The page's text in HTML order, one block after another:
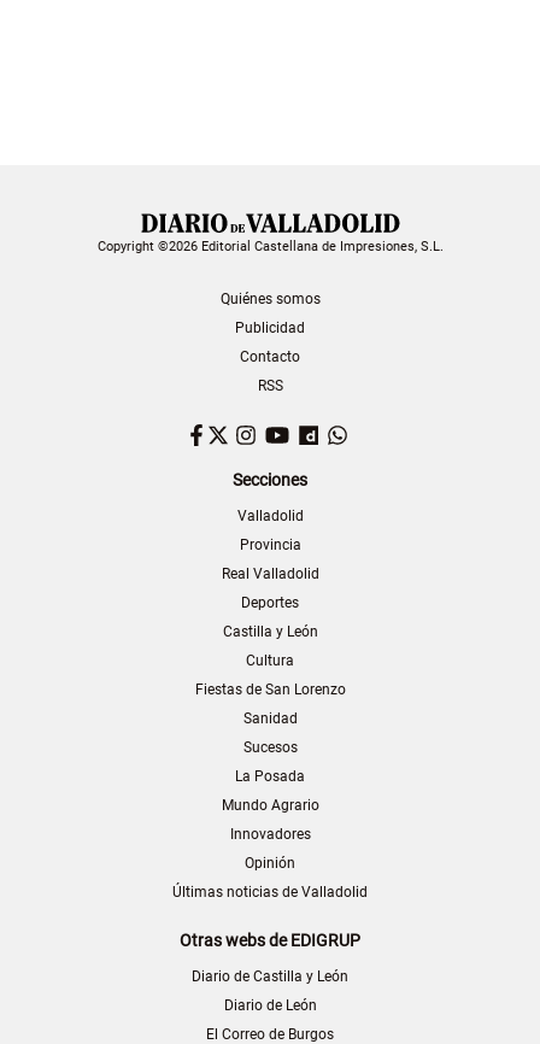
Copyright ©2026 Editorial Castellana de Impresiones, S.L.
Quiénes somos
Publicidad
Contacto
RSS
Facebook
TwitterInstagram
YouTubeDailymotion
Secciones
Valladolid
Provincia
Real Valladolid
Deportes
Castilla y León
Cultura
Fiestas de San Lorenzo
Sanidad
Sucesos
La Posada
Mundo Agrario
Innovadores
Opinión
Últimas noticias de Valladolid
Otras webs de EDIGRUP
Diario de Castilla y León
Diario de León
El Correo de Burgos